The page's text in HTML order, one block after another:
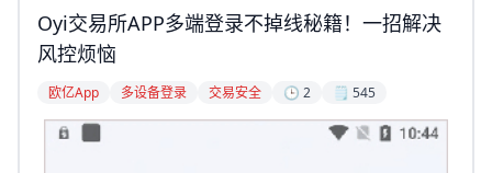
Oyi交易所APP多端登录不掉线秘籍！一招解决
风控烦恼
欧亿App 多设备登录 交易安全 🕒 2 🗒️ 545